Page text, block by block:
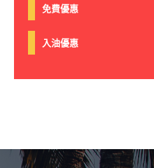
免費優惠
入油優惠